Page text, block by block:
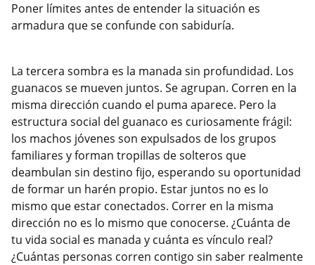
Poner límites antes de entender la situación es
armadura que se confunde con sabiduría.
La tercera sombra es la manada sin profundidad. Los
guanacos se mueven juntos. Se agrupan. Corren en la
misma dirección cuando el puma aparece. Pero la
estructura social del guanaco es curiosamente frágil:
los machos jóvenes son expulsados de los grupos
familiares y forman tropillas de solteros que
deambulan sin destino fijo, esperando su oportunidad
de formar un harén propio. Estar juntos no es lo
mismo que estar conectados. Correr en la misma
dirección no es lo mismo que conocerse. ¿Cuánta de
tu vida social es manada y cuánta es vínculo real?
¿Cuántas personas corren contigo sin saber realmente